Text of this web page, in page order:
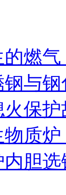
燃气
与钢
保护
质炉
胆选